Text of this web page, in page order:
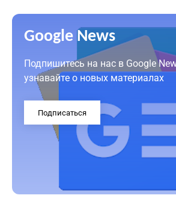
Google News
Подпишитесь на нас в Google
узнавайте о новых материалах
Подписаться